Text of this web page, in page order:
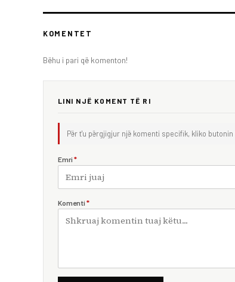
KOMENTET
Bëhu i pari që komenton!
LINI NJË KOMENT TË RI
Për t'u përgjigjur një komenti specifik, kliko butonin
Emri *
Komenti *